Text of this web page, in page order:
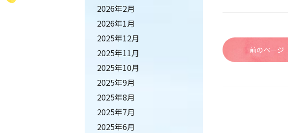
前のページ
2026年2月
2026年1月
2025年12月
2025年11月
2025年10月
2025年9月
2025年8月
2025年7月
2025年6月